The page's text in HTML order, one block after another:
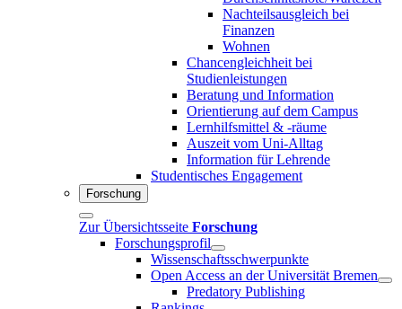
Nachteilsausgleich bei
Finanzen
Wohnen
Chancengleichheit bei
Studienleistungen
Beratung und Information
Orientierung auf dem Campus
Lernhilfsmittel & -räume
Auszeit vom Uni-Alltag
Information für Lehrende
Studentisches Engagement
Forschung
Zur Übersichtsseite Forschung
Forschungsprofil
Wissenschaftsschwerpunkte
Open Access an der Universität Bremen
Predatory Publishing